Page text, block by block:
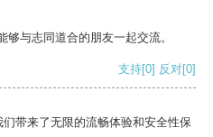
与志同道合的朋友一起交流。
支持[0] 反对[0]
带来了无限的流畅体验和安全性保